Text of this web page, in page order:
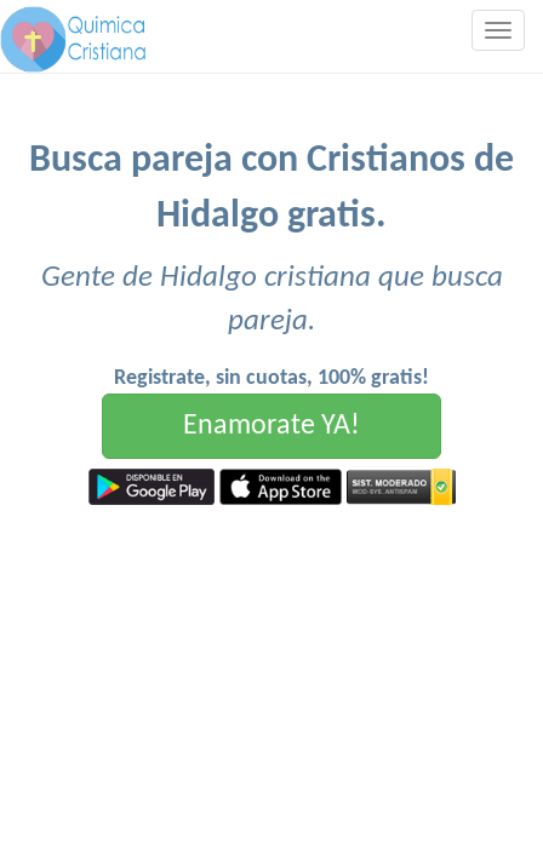
Busca pareja con Cristianos de
Hidalgo gratis.
Gente de Hidalgo cristiana que busca
pareja.
Registrate, sin cuotas, 100% gratis!
Enamorate YA!